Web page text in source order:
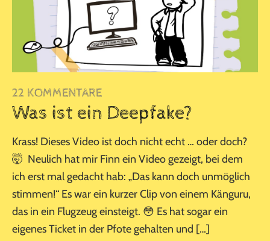
22 KOMMENTARE
Was ist ein Deepfake?
Krass! Dieses Video ist doch nicht echt … oder doch?
🤯 Neulich hat mir Finn ein Video gezeigt, bei dem
ich erst mal gedacht hab: „Das kann doch unmöglich
stimmen!“ Es war ein kurzer Clip von einem Känguru,
das in ein Flugzeug einsteigt. 😳 Es hat sogar ein
eigenes Ticket in der Pfote gehalten und […]